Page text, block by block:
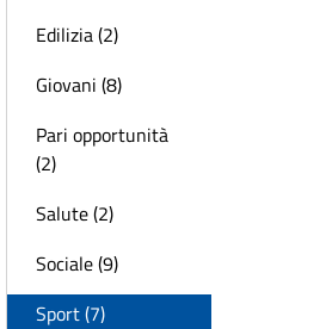
Edilizia (2)
Giovani (8)
Pari opportunità
(2)
Salute (2)
Sociale (9)
Sport (7)